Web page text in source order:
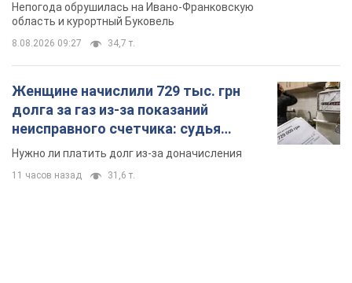
Непогода обрушилась на Ивано-Франковскую
область и курортный Буковель
8.08.2026 09:27 34,7 т.
Женщине начислили 729 тыс. грн
долга за газ из-за показаний
неисправного счетчика: судья
вынес неожиданное решение
Нужно ли платить долг из-за доначисления
11 часов назад 31,6 т.